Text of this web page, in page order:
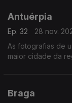
Antuérpia
Ep. 32
28 nov.
As fotografias de
maior cidade da
Braga